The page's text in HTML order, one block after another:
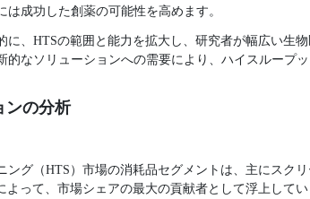
は成功した創薬の可能性を高めます。
に、HTSの範囲と能力を拡大し、研究者が幅広い生
的なソリューションへの需要により、ハイスループ
ンの分析
ング（HTS）市場の消耗品セグメントは、主にスク
よって、市場シェアの最大の貢献者として浮上して